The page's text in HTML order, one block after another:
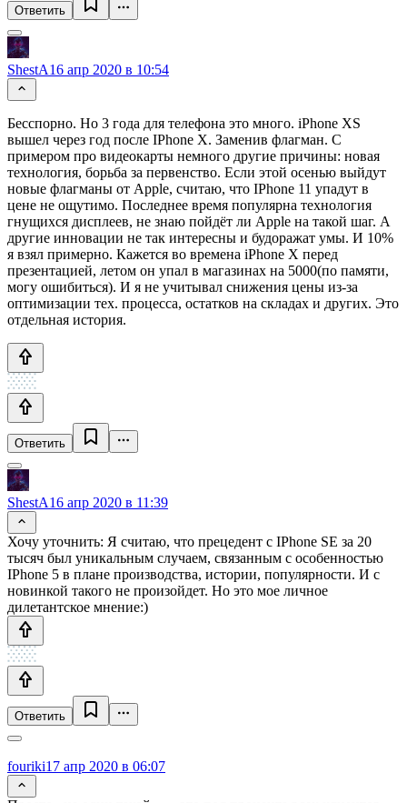
Ответить
ShestA16 апр 2020 в 10:54
Бесспорно. Но 3 года для телефона это много. iPhone XS
вышел через год после IPhone X. Заменив флагман. С
примером про видеокарты немного другие причины: новая
технология, борьба за первенство. Если этой осенью выйдут
новые флагманы от Apple, считаю, что IPhone 11 упадут в
цене не ощутимо. Последнее время популярна технология
гнущихся дисплеев, не знаю пойдёт ли Apple на такой шаг. А
другие инновации не так интересны и будоражат умы. И 10%
я взял примерно. Кажется во времена iPhone X перед
презентацией, летом он упал в магазинах на 5000(по памяти,
могу ошибиться). И я не учитывал снижения цены из-за
оптимизации тех. процесса, остатков на складах и других. Это
отдельная история.
Ответить
ShestA16 апр 2020 в 11:39
Хочу уточнить: Я считаю, что прецедент с IPhone SE за 20
тысяч был уникальным случаем, связанным с особенностью
IPhone 5 в плане производства, истории, популярности. И с
новинкой такого не произойдет. Но это мое личное
дилетантское мнение:)
Ответить
fouriki17 апр 2020 в 06:07